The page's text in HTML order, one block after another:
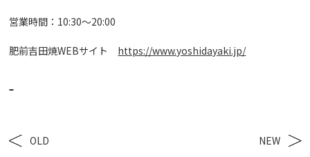
営業時間：10:30〜20:00
肥前吉田焼WEBサイト https://www.yoshidayaki.jp/
OLD NEW